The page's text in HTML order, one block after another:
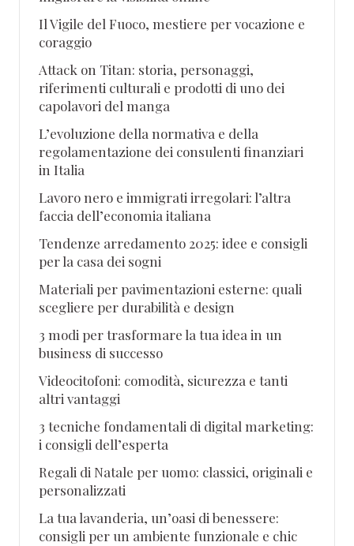
Il Vigile del Fuoco, mestiere per vocazione e
coraggio
Attack on Titan: storia, personaggi,
riferimenti culturali e prodotti di uno dei
capolavori del manga
L’evoluzione della normativa e della
regolamentazione dei consulenti finanziari
in Italia
Lavoro nero e immigrati irregolari: l’altra
faccia dell’economia italiana
Tendenze arredamento 2025: idee e consigli
per la casa dei sogni
Materiali per pavimentazioni esterne: quali
scegliere per durabilità e design
3 modi per trasformare la tua idea in un
business di successo
Videocitofoni: comodità, sicurezza e tanti
altri vantaggi
3 tecniche fondamentali di digital marketing:
i consigli dell’esperta
Regali di Natale per uomo: classici, originali e
personalizzati
La tua lavanderia, un’oasi di benessere:
consigli per un ambiente funzionale e chic